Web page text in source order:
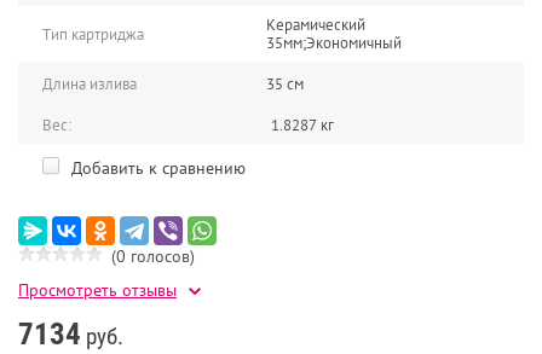
Тип картриджа
Керамический
35мм;Экономичный
Длина излива
35 см
Вес:
1.8287 кг
Добавить к сравнению
(0 голосов)
Просмотреть отзывы
7134 руб.